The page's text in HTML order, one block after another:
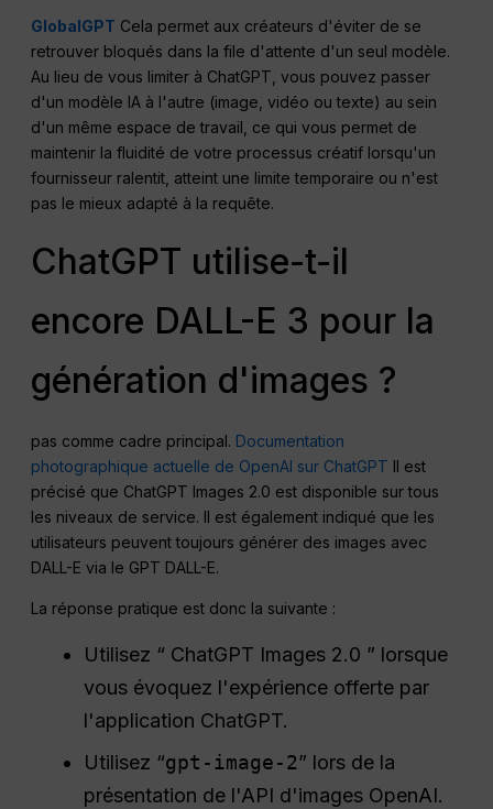
GlobalGPT Cela permet aux créateurs d'éviter de se
retrouver bloqués dans la file d'attente d'un seul modèle.
Au lieu de vous limiter à ChatGPT, vous pouvez passer
d'un modèle IA à l'autre (image, vidéo ou texte) au sein
d'un même espace de travail, ce qui vous permet de
maintenir la fluidité de votre processus créatif lorsqu'un
fournisseur ralentit, atteint une limite temporaire ou n'est
pas le mieux adapté à la requête.
ChatGPT utilise-t-il
encore DALL-E 3 pour la
génération d'images ?
pas comme cadre principal. Documentation
photographique actuelle de OpenAI sur ChatGPT Il est
précisé que ChatGPT Images 2.0 est disponible sur tous
les niveaux de service. Il est également indiqué que les
utilisateurs peuvent toujours générer des images avec
DALL-E via le GPT DALL-E.
La réponse pratique est donc la suivante :
Utilisez “ ChatGPT Images 2.0 ” lorsque
vous évoquez l'expérience offerte par
l'application ChatGPT.
Utilisez “gpt-image-2” lors de la
présentation de l'API d'images OpenAI.